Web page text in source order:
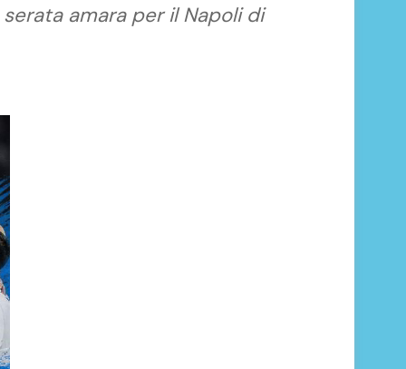
amara per il Napoli di